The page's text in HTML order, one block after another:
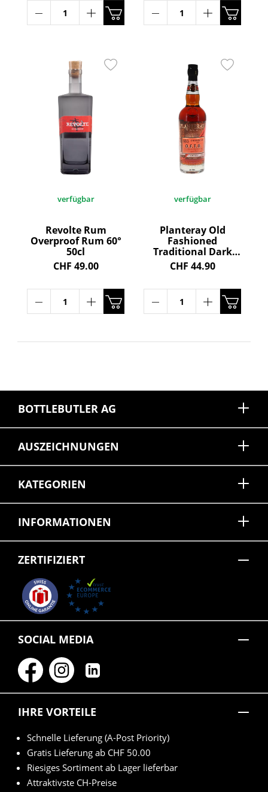
verfügbar
Revolte Rum
Overproof Rum 60°
50cl
CHF 49.00
verfügbar
Planteray Old
Fashioned
Traditional Dark
Overproof Rum 69°
70cl
CHF 44.90
BOTTLEBUTLER AG
AUSZEICHNUNGEN
KATEGORIEN
INFORMATIONEN
ZERTIFIZIERT
SOCIAL MEDIA
IHRE VORTEILE
Schnelle Lieferung (A-Post Priority)
Gratis Lieferung ab CHF 50.00
Riesiges Sortiment ab Lager lieferbar
Attraktivste CH-Preise